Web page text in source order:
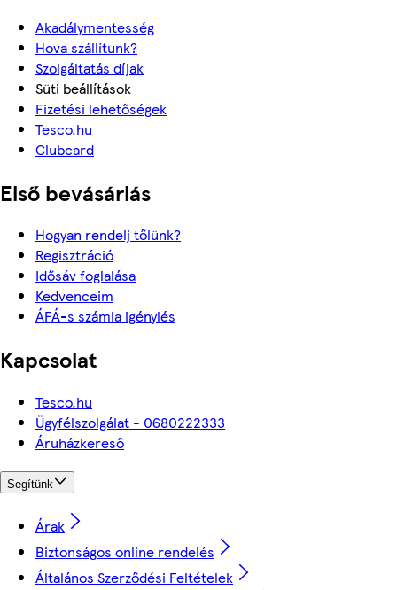
Akadálymentesség
Hova szállítunk?
Szolgáltatás díjak
Süti beállítások
Fizetési lehetőségek
Tesco.hu
Clubcard
Első bevásárlás
Hogyan rendelj tőlünk?
Regisztráció
Idősáv foglalása
Kedvenceim
ÁFÁ-s számla igénylés
Kapcsolat
Tesco.hu
Ügyfélszolgálat - 0680222333
Áruházkereső
Segítünk
Árak
Biztonságos online rendelés
Általános Szerződési Feltételek